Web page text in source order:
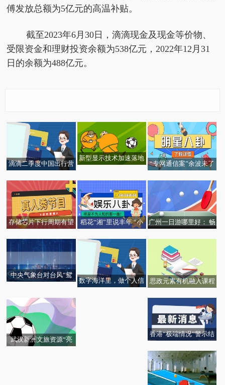
傅发放总额为5亿元的高温补贴。
截至2023年6月30日，滴滴现金及现金等价物、
受限资金和理财投资余额为538亿元，2022年12月31
日的余额为488亿元。
滴滴二季度中国出行营
均单量超3000万单
新型显示技术加速落地
“专网通信案”余波未了
行政处罚事先告知书
存储芯片下行周期有望
稻花“湘”里说丰年 “小
者观察
广州一日游哪里好： 畅
中央气象台对台风“鸳
数字海洋里，做个人信
思政元素有机融入课程
武汉新洲文旅资源“亮
香港“极端情况”警示结